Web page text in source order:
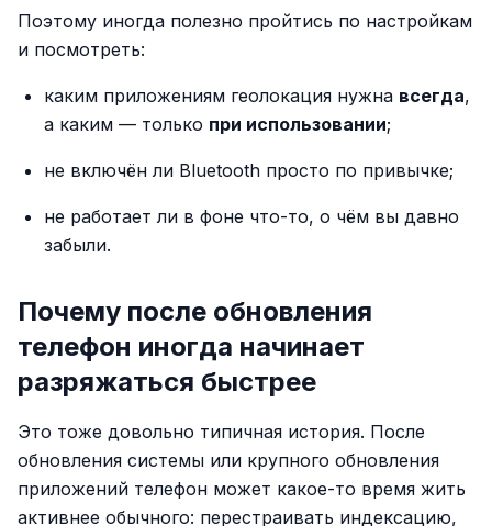
Поэтому иногда полезно пройтись по настройкам
и посмотреть:
каким приложениям геолокация нужна всегда,
а каким — только при использовании;
не включён ли Bluetooth просто по привычке;
не работает ли в фоне что-то, о чём вы давно
забыли.
Почему после обновления
телефон иногда начинает
разряжаться быстрее
Это тоже довольно типичная история. После
обновления системы или крупного обновления
приложений телефон может какое-то время жить
активнее обычного: перестраивать индексацию,